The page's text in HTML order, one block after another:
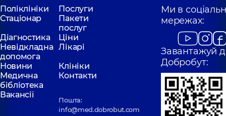
Поліклініки
Послуги
Стаціонар
Пакети
послуг
Діагностика
Ціни
Невідкладна
допомога
Лікарі
Новини
Клініки
Медична
бібліотека
Контакти
Вакансії
Пошта:
info@med.dobrobut.com
Ми в
мережах:
Завантажуй
Добробут: